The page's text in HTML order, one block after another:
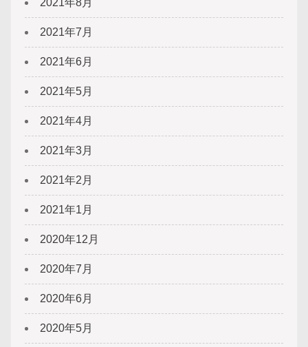
2021年8月
2021年7月
2021年6月
2021年5月
2021年4月
2021年3月
2021年2月
2021年1月
2020年12月
2020年7月
2020年6月
2020年5月